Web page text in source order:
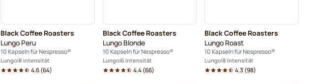
Kaffeekapseln von Garibaldi für Nespresso®
Kaffeekapseln von Tonino Lamborghini für Nespresso® Für Nespresso®
Black Coffee Roasters
Lungo Peru
10 Kapseln für Nespresso®
Lungo 8 Intensität
4.6(64)
Black Coffee Roasters
Lungo Blonde
10 Kapseln für Nespresso®
Lungo 6 Intensität
4.4(66)
Black Coffee Roasters
Lungo Roast
10 Kapseln für Nespresso®
Lungo 8 Intensität
4.3 (98)